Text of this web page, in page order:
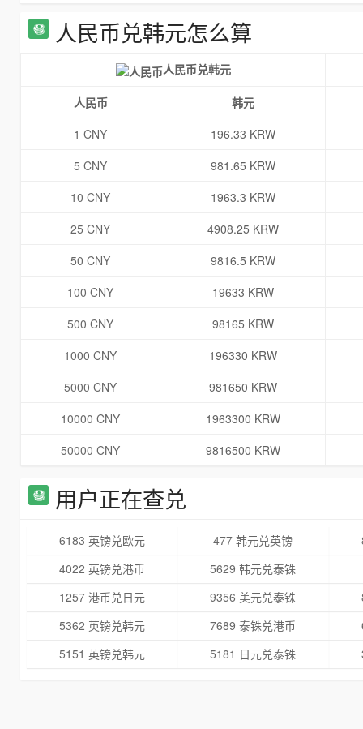
人民币兑韩元怎么算
人民币兑韩元
人民币
韩元
1 CNY
196.33 KRW
5 CNY
981.65 KRW
10 CNY
1963.3 KRW
25 CNY
4908.25 KRW
50 CNY
9816.5 KRW
100 CNY
19633 KRW
500 CNY
98165 KRW
1000 CNY
196330 KRW
5000 CNY
981650 KRW
10000 CNY
1963300 KRW
50000 CNY
9816500 KRW
用户正在查兑
6183 英镑兑欧元 477 韩元兑英镑
4022 英镑兑港币
5629 韩元兑泰铢
1257 港币兑日元
9356 美元兑泰铢
5362 英镑兑韩元
7689 泰铢兑港币
5151 英镑兑韩元
5181 日元兑泰铢